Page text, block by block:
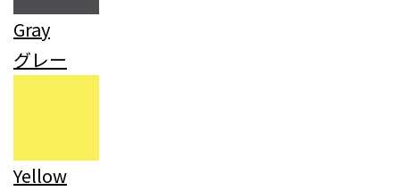
Gray
グレー
Yellow